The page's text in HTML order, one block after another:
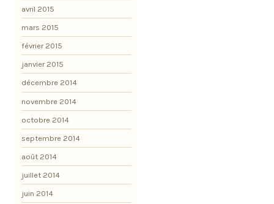
avril 2015
mars 2015
février 2015
janvier 2015
décembre 2014
novembre 2014
octobre 2014
septembre 2014
août 2014
juillet 2014
juin 2014